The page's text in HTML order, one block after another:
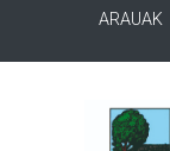
ARAUAK